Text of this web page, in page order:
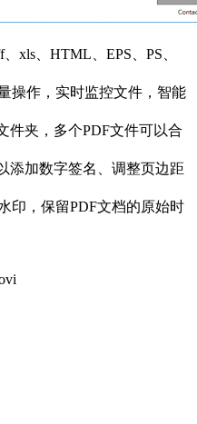
xls、HTML、EPS、PS、
操作，实时监控文件，智能
件夹，多个PDF文件可以合
添加数字签名、调整页边距
印，保留PDF文档的原始时